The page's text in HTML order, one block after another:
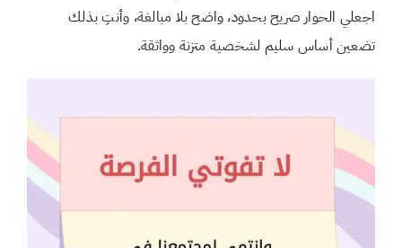
اجعلي الحوار صريح بحدود، واضح بلا مبالغة، وأنتِ بذلك
تضعين أساس سليم لشخصية متزنة وواثقة.